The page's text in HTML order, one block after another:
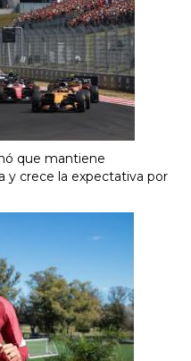
que mantiene
y crece la expectativa por